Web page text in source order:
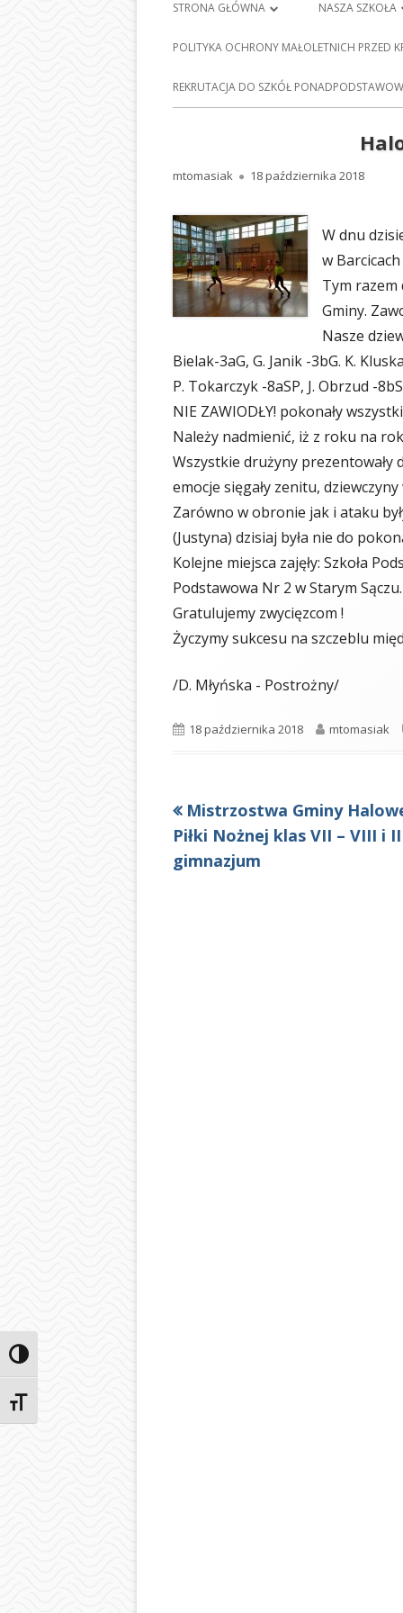
Przełącz wysoki kontrast
Zmień rozmiar czcionek
Menu
główne
STRONA GŁÓWNA
PLAN LEKCJI
DZIENNIK ELEKTRONICZNY E-
NASZA SZKOŁA
HISTORIA
BARCICACH
ODDZIAŁY
NASZEJ SZKOLE
RADA
BIBLIOTEKA
PIELĘGNIARKA
OCHRONA
POLITYKA OCHRONY MAŁOLETNICH PRZED
REKRUTACJA DO SZKÓŁ
Autor
mtomasiak Opublikowano
18 października 2018
W dnu
w
Tym razem
Gminy.
Nasze
Bielak-3aG, G. Janik -3bG. K.
P. Tokarczyk -8aSP, J. Obrzud -
NIE ZAWIODŁY! pokonały
Należy nadmienić, iż z roku na
Wszystkie drużyny prezentowały
emocje sięgały zenitu,
Zarówno w obronie jak i ataku
(Justyna) dzisiaj była nie do
Kolejne miejsca zajęły: Szkoła
Podstawowa Nr 2 w Starym Sączu.
Gratulujemy zwycięzcom !
Życzymy sukcesu na szczeblu
/D. Młyńska - Postrożny/
Opublikowano
18 października 2018 Autor
mtomasiak
Nawigacja
wpisu
Poprzedni
artykół
Mistrzostwa Gminy
Piłki Nożnej klas VII – VIII i
gimnazjum